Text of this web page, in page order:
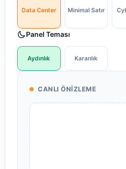
Data Center Minimal Satır
Panel Teması
Aydınlık Karanlık
CANLI ÖNIZLEME